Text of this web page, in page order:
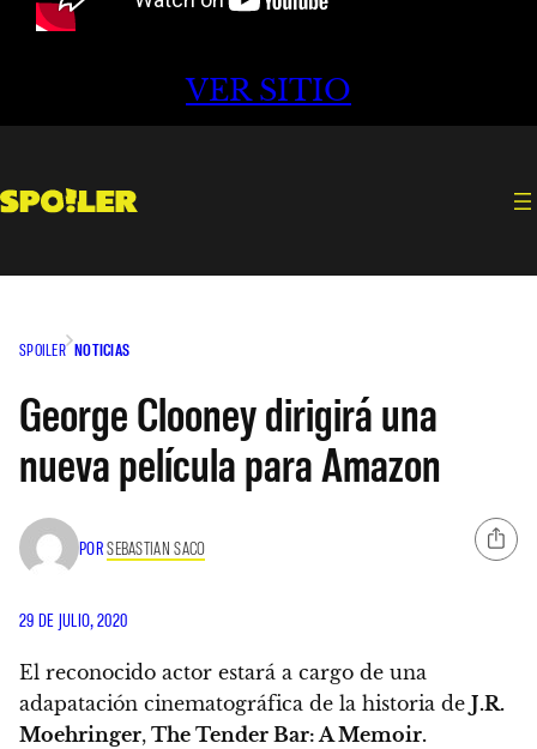
VER SITIO
SPOILER NOTICIAS
George Clooney dirigirá una
nueva película para Amazon
PORSEBASTIAN SACO
29 DE JULIO, 2020
El reconocido actor estará a cargo de una
adapatación cinematográfica de la historia de J.R.
Moehringer, The Tender Bar: A Memoir.